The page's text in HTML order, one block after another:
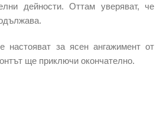
дейности. Оттам уверяват, че
настояват за ясен ангажимент от
ще приключи окончателно.